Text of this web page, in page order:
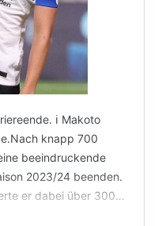
ℹ️ Makoto
knapp 700
beeindruckende
2023/24 beenden.
er dabei über 300